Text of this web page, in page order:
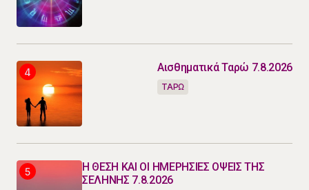
Αισθηματικά Ταρώ 7.8.2026
ΤΑΡΩ
Η ΘΕΣΗ ΚΑΙ ΟΙ ΗΜΕΡΗΣΙΕΣ ΟΨΕΙΣ ΤΗΣ
ΣΕΛΗΝΗΣ 7.8.2026